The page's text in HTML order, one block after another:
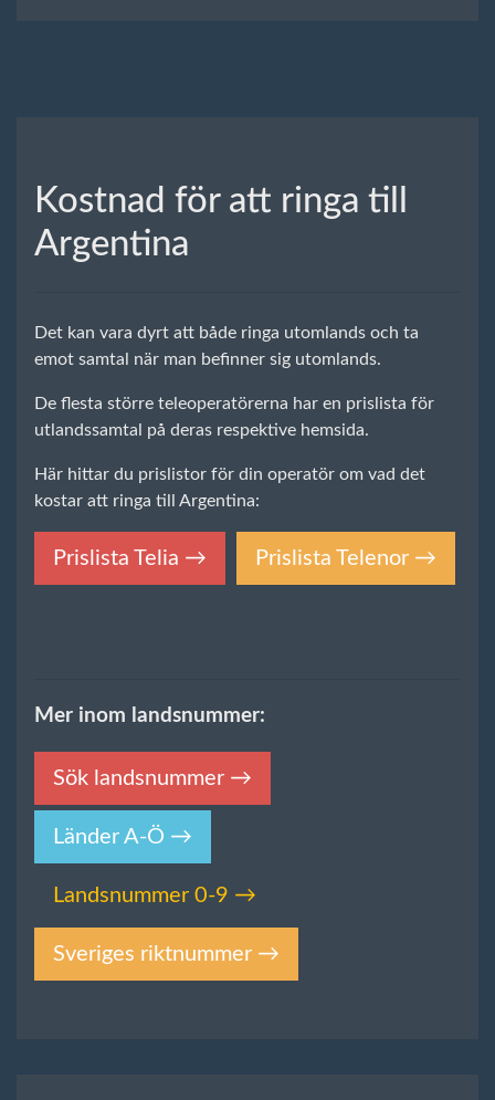
Kostnad för att ringa till
Argentina
Det kan vara dyrt att både ringa utomlands och ta
emot samtal när man befinner sig utomlands.
De flesta större teleoperatörerna har en prislista för
utlandssamtal på deras respektive hemsida.
Här hittar du prislistor för din operatör om vad det
kostar att ringa till Argentina:
Prislista Telia → Prislista Telenor →
Mer inom landsnummer:
Sök landsnummer →
Länder A-Ö →
Landsnummer 0-9 →
Sveriges riktnummer →